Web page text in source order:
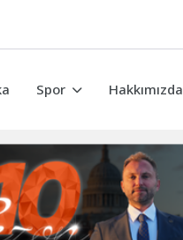
Spor Hakkımızda